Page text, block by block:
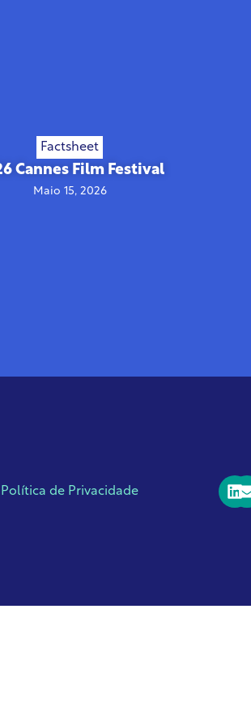
Factsheet
Cannes Film Festival
Maio 15, 2026
Política de Privacidade